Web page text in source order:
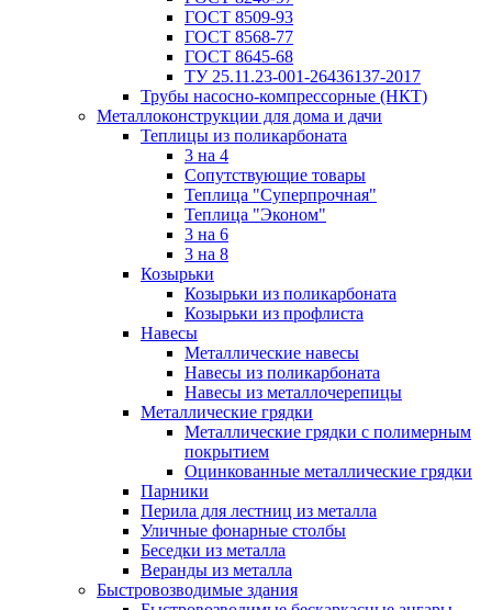
ГОСТ 8509-93
ГОСТ 8568-77
ГОСТ 8645-68
ТУ 25.11.23-001-26436137-2017
Трубы насосно-компрессорные (НКТ)
Металлоконструкции для дома и дачи
Теплицы из поликарбоната
3 на 4
Сопутствующие товары
Теплица "Суперпрочная"
Теплица "Эконом"
3 на 6
3 на 8
Козырьки
Козырьки из поликарбоната
Козырьки из профлиста
Навесы
Металлические навесы
Навесы из поликарбоната
Навесы из металлочерепицы
Металлические грядки
Металлические грядки с полимерным
покрытием
Оцинкованные металлические грядки
Парники
Перила для лестниц из металла
Уличные фонарные столбы
Беседки из металла
Веранды из металла
Быстровозводимые здания